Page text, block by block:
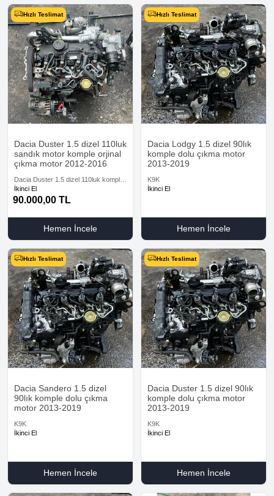
Hızlı Teslimat
Dacia Duster 1.5 dizel 110luk
sandık motor komple orjinal
çıkma motor 2012-2016
Dacia Duster 1.5 dizel 110luk komple
dolu çıkma motor garantili muayyer
2012-2016
İkinci El
90.000,00 TL
Hemen İncele
Hızlı Teslimat
Dacia Lodgy 1.5 dizel 90lık
komple dolu çıkma motor
2013-2019
K9K
İkinci El
Hemen İncele
Hızlı Teslimat
Dacia Sandero 1.5 dizel
90lık komple dolu çıkma
motor 2013-2019
K9K
İkinci El
Hemen İncele
Hızlı Teslimat
Dacia Duster 1.5 dizel 90lık
komple dolu çıkma motor
2013-2019
K9K
İkinci El
Hemen İncele